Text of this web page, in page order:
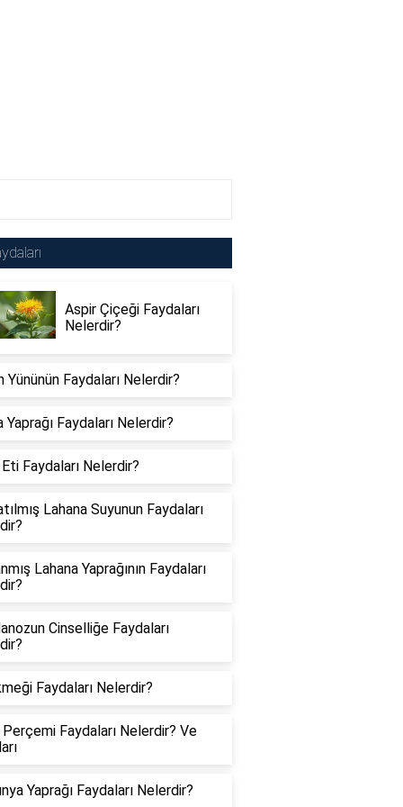
Aspir Çiçeği Faydaları
Nelerdir?
Yününün Faydaları Nelerdir?
Yaprağı Faydaları Nelerdir?
Faydaları Nelerdir?
Lahana Suyunun Faydaları
Lahana Yaprağının Faydaları
Cinselliğe Faydaları
Faydaları Nelerdir?
Perçemi Faydaları Nelerdir? Ve
Yaprağı Faydaları Nelerdir?